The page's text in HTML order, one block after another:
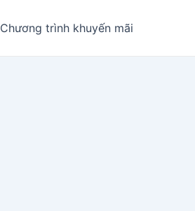
Chương trình khuyến mãi